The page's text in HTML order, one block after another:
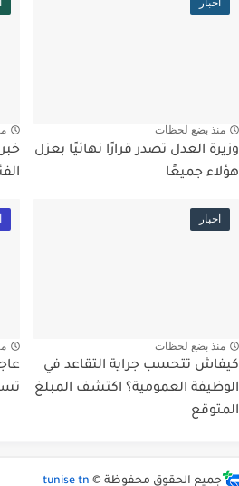
اخبار
منذ بضع لحظات
وزيرة العدل تصدر قرارًا نهائيًا بعزل
هؤلاء جميعًا
اخبار
منذ بضع لحظات
كيفاش تتحسب جراية التقاعد في
الوظيفة العمومية؟ اكتشف المبلغ
المتوقع
جميع الحقوق محفوظة © tunise tn